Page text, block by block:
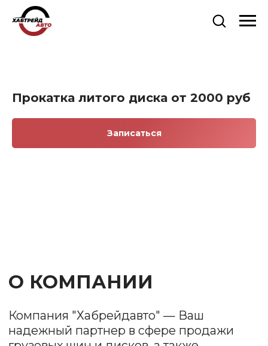
Прокатка литого диска от 2000 руб
Записаться
продукции от ведущих мировых
производителей, включая летние,
Наши услуги включают: